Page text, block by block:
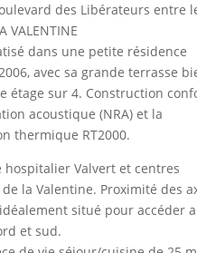
des Libérateurs entre
VALENTINE
dans une petite résidence
avec sa grande terrasse
étage sur 4. Construction
acoustique (NRA) et la
thermique RT2000.
hospitalier Valvert et centres
la Valentine. Proximité des
situé pour accéder
et sud.